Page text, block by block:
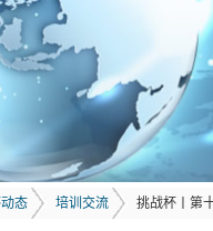
态 培训交流 挑战杯丨第